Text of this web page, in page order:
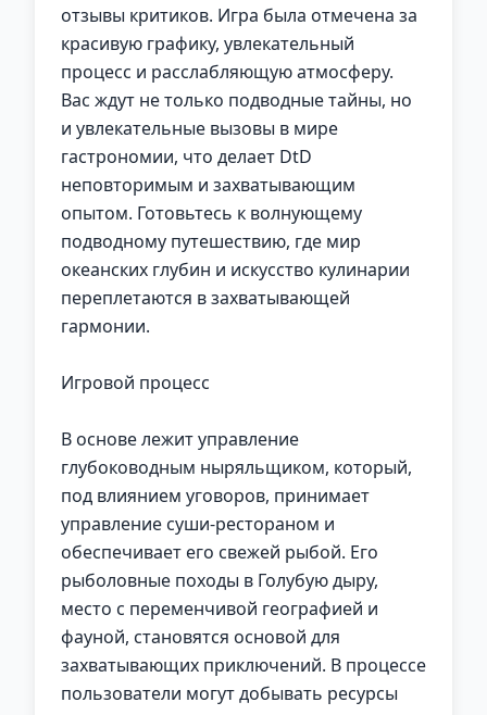
отзывы критиков. Игра была отмечена за
красивую графику, увлекательный
процесс и расслабляющую атмосферу.
Вас ждут не только подводные тайны, но
и увлекательные вызовы в мире
гастрономии, что делает DtD
неповторимым и захватывающим
опытом. Готовьтесь к волнующему
подводному путешествию, где мир
океанских глубин и искусство кулинарии
переплетаются в захватывающей
гармонии.
Игровой процесс
В основе лежит управление
глубоководным ныряльщиком, который,
под влиянием уговоров, принимает
управление суши-рестораном и
обеспечивает его свежей рыбой. Его
рыболовные походы в Голубую дыру,
место с переменчивой географией и
фауной, становятся основой для
захватывающих приключений. В процессе
пользователи могут добывать ресурсы